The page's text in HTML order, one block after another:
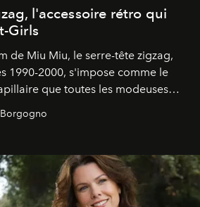
l'accessoire rétro qui
Girls
de Miu Miu, le serre-tête zigzag,
1990-2000, s'impose comme le
que toutes les modeuses